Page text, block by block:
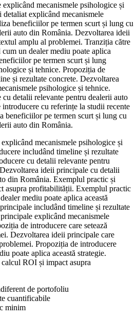
mecanismele psihologice și
explicând mecanismele
beneficiilor pe termen scurt și lung cu
auto din România. Dezvoltarea ideii
amplu al problemei. Tranziția către
un dealer mediu poate aplica
pe termen scurt și lung
și tehnice. Propoziția de
și rezultate concrete. Dezvoltarea
psihologice și tehnice.
detalii relevante pentru dealerii auto
cu referințe la studii recente
beneficiilor pe termen scurt și lung cu
auto din România.
mecanismele psihologice și
includând timeline și rezultate
cu detalii relevante pentru
ideii principale cu detalii
din România. Exemplul practic și
asupra profitabilității. Exemplul practic
mediu poate aplica această
includând timeline și rezultate
explicând mecanismele
de introducere care setează
Dezvoltarea ideii principale care
Propoziția de introducere
poate aplica această strategie.
ROI și impact asupra
de portofoliu
cuantificabile
minim